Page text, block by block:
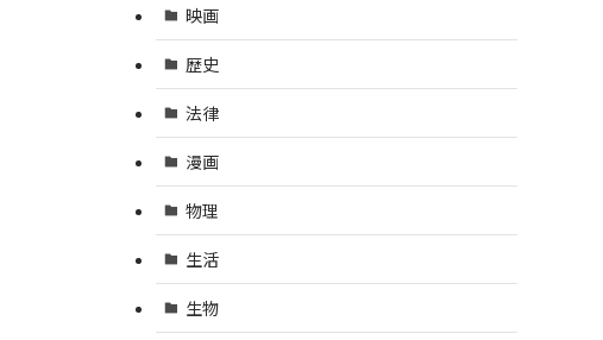
映画
歴史
法律
漫画
物理
生活
生物